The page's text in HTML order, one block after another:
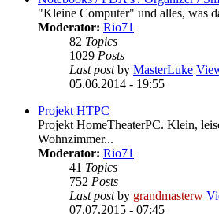
"Kleine Computer" und alles, was
Moderator: Rio71
82 Topics
1029 Posts
Last postby MasterLuke
05.06.2014 - 19:55
Projekt HTPC
Projekt HomeTheaterPC. Klein,
Wohnzimmer...
Moderator: Rio71
41 Topics
752 Posts
Last postby grandmasterw
07.07.2015 - 07:45